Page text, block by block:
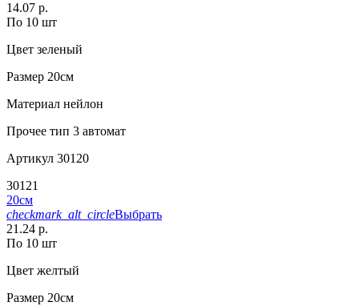
14.07 р.
По 10 шт
Цвет зеленый
Размер 20см
Материал нейлон
Прочее тип 3 автомат
Артикул 30120
30121
20см
checkmark_alt_circleВыбрать
21.24 р.
По 10 шт
Цвет желтый
Размер 20см